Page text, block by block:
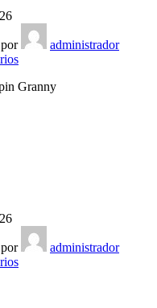
administrador
Granny
administrador